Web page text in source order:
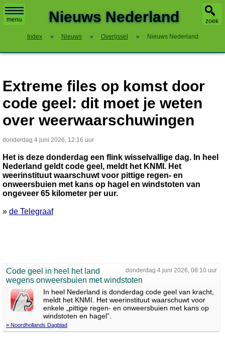
menu zoek
Nieuws Nederland
Index » Nieuws » Overijssel » Nieuws Nederland
Extreme files op komst door
code geel: dit moet je weten
over weerwaarschuwingen
donderdag 4 juni 2026, 12:16 uur
Het is deze donderdag een flink wisselvallige dag. In heel
Nederland geldt code geel, meldt het KNMI. Het
weerinstituut waarschuwt voor pittige regen- en
onweersbuien met kans op hagel en windstoten van
ongeveer 65 kilometer per uur.
» de Telegraaf
donderdag 4 juni 2026, 08:10 uur
Code geel in heel het land
wegens onweersbuien met windstoten
In heel Nederland is donderdag code geel van kracht,
meldt het KNMI. Het weerinstituut waarschuwt voor
enkele „pittige regen- en onweersbuien met kans op
windstoten en hagel”.
» Noordhollands Dagblad